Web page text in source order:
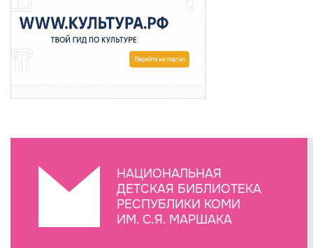
НАЦИОНАЛЬНАЯ
ДЕТСКАЯ БИБЛИОТЕКА
РЕСПУБЛИКИ КОМИ
ИМ. С.Я. МАРШАКА